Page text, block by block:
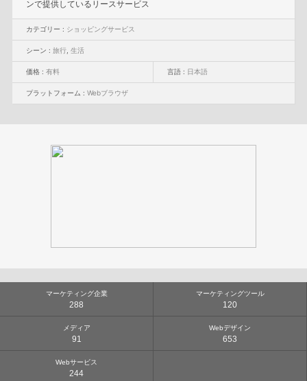
ンで提供しているリースサービス
カテゴリー : ショッピングサービス
シーン : 旅行, 生活
価格 : 有料 言語 : 日本語
プラットフォーム : Webブラウザ
マーケティング企業
288
マーケティングツール
120
メディア
91
Webデザイン
653
Webサービス
244